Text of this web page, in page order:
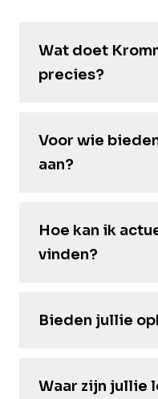
Wat doet
precies?
Voor wie
aan?
Hoe kan ik
vinden?
Bieden jullie
Waar zijn jullie